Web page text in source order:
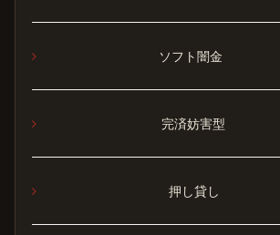
ソフト闇金
完済妨害型
押し貸し